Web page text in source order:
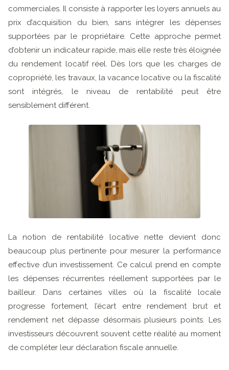
commerciales. Il consiste à rapporter les loyers annuels au
prix d’acquisition du bien, sans intégrer les dépenses
supportées par le propriétaire. Cette approche permet
d’obtenir un indicateur rapide, mais elle reste très éloignée
du rendement locatif réel. Dès lors que les charges de
copropriété, les travaux, la vacance locative ou la fiscalité
sont intégrés, le niveau de rentabilité peut être
sensiblement différent.
La notion de rentabilité locative nette devient donc
beaucoup plus pertinente pour mesurer la performance
effective d’un investissement. Ce calcul prend en compte
les dépenses récurrentes réellement supportées par le
bailleur. Dans certaines villes où la fiscalité locale
progresse fortement, l’écart entre rendement brut et
rendement net dépasse désormais plusieurs points. Les
investisseurs découvrent souvent cette réalité au moment
de compléter leur déclaration fiscale annuelle.